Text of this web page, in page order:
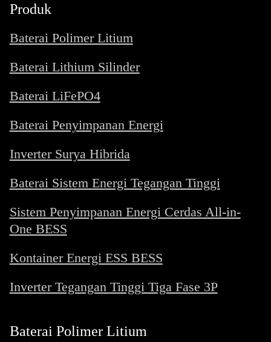
Produk
Baterai Polimer Litium
Baterai Lithium Silinder
Baterai LiFePO4
Baterai Penyimpanan Energi
Inverter Surya Hibrida
Baterai Sistem Energi Tegangan Tinggi
Sistem Penyimpanan Energi Cerdas All-in-
One BESS
Kontainer Energi ESS BESS
Inverter Tegangan Tinggi Tiga Fase 3P
Baterai Polimer Litium